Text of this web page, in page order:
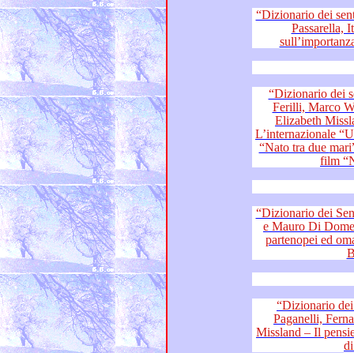
“Dizionario dei sentimenti”:
Passarella, Italo Mastrolia –
“Dizionario dei
Ferilli, Marco Werba, Fernando
Elizabeth Missland, fans di Franco Simone –
L’internazionale “Un amore
“Nato tra due mari” e il Globo d’oro “Accanto” del
film
“Dizionario dei
e Mauro Di
partenopei ed omaggio a Morricone, Totò, Lucio
“Dizionario dei
Paganelli, Fernando Fratarcangeli
Missland – Il pensiero di Franco Simone sul Festival